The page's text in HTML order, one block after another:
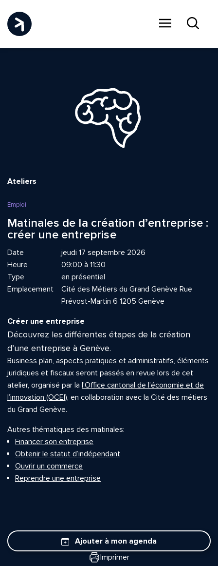
Ateliers
Emploi
Matinales de la création d’entreprise :
créer une entreprise
Date
jeudi 17 septembre 2026
Heure
09:00 à 11:30
Type
en présentiel
Emplacement
Cité des Métiers du Grand Genève Rue
Prévost-Martin 6 1205 Genève
Créer une entreprise
Découvrez les différentes étapes de la création
d’une entreprise à Genève.
Business plan, aspects pratiques et administratifs, éléments
juridiques et fiscaux seront passés en revue lors de cet
atelier, organisé par la l’Office cantonal de l’économie et de
l’innovation (OCEI), en collaboration avec la Cité des métiers
du Grand Genève.
Autres thématiques des matinales:
Financer son entreprise
Obtenir le statut d’indépendant
Ouvrir un commerce
Reprendre une entreprise
Ajouter à mon agenda
Imprimer